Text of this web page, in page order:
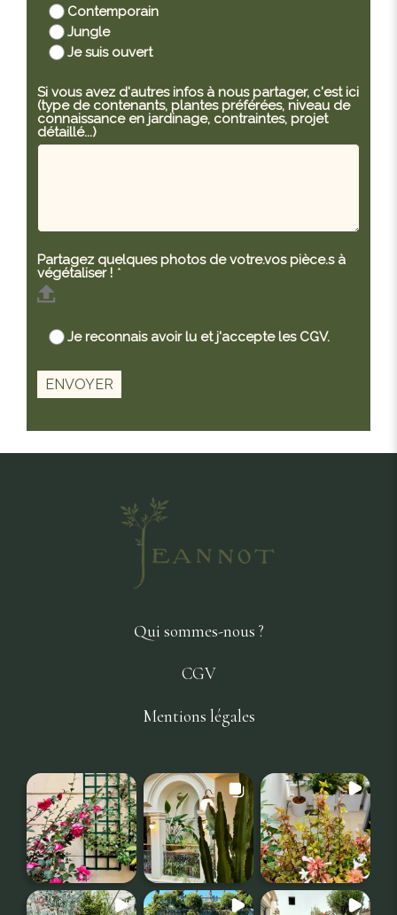
Contemporain
Jungle
Je suis ouvert
Si vous avez d'autres infos à nous partager, c'est ici
(type de contenants, plantes préférées, niveau de
connaissance en jardinage, contraintes, projet
détaillé...)
Partagez quelques photos de votre.vos pièce.s à
végétaliser ! *
Je reconnais avoir lu et j'accepte les CGV.
ENVOYER
Qui sommes-nous ?
CGV
Mentions légales